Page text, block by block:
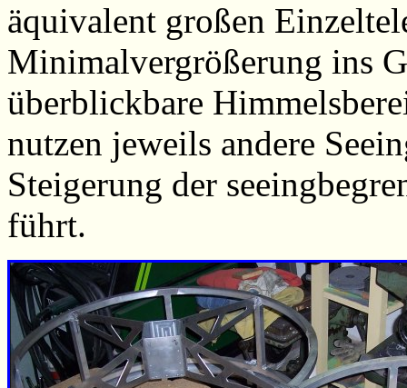
äquivalent großen
Minimalvergrößerung ins
überblickbare
nutzen jeweils andere
Steigerung der
führt.